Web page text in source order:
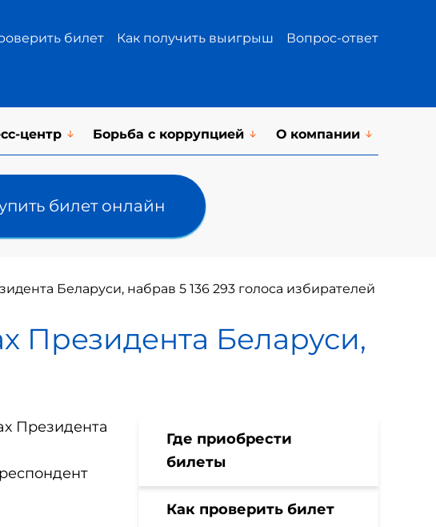
билет Как получить выигрыш Вопрос-ответ
центр Борьба с коррупцией О компании
билет онлайн
Беларуси, набрав 5 136 293 голоса избирателей
Президента Беларуси,
Президента
Где приобрести
билеты
Как проверить билет